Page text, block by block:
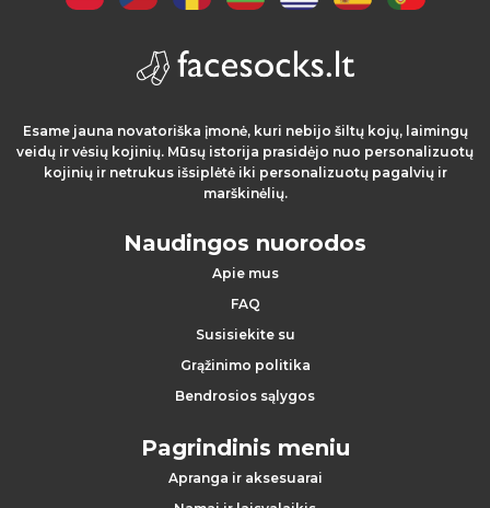
i
Esame jauna novatoriška įmonė, kuri nebijo šiltų kojų, laimingų
veidų ir vėsių kojinių. Mūsų istorija prasidėjo nuo personalizuotų
kojinių ir netrukus išsiplėtė iki personalizuotų pagalvių ir
marškinėlių.
Naudingos nuorodos
Apie mus
FAQ
Susisiekite su
Grąžinimo politika
Bendrosios sąlygos
Pagrindinis meniu
Apranga ir aksesuarai